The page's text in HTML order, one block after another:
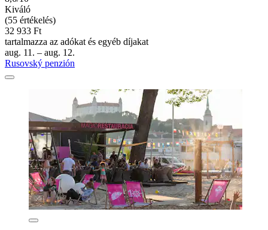
Kiváló
(55 értékelés)
32 933 Ft
tartalmazza az adókat és egyéb díjakat
aug. 11. – aug. 12.
Rusovský penzión